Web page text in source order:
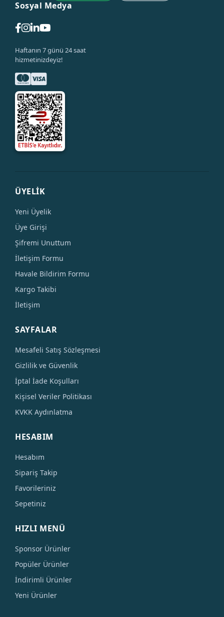
Sosyal Medya
Haftanın 7 günü 24 saat
hizmetinizdeyiz!
ÜYELİK
Yeni Üyelik
Üye Girişi
Şifremi Unuttum
İletişim Formu
Havale Bildirim Formu
Kargo Takibi
İletişim
SAYFALAR
Mesafeli Satış Sözleşmesi
Gizlilik ve Güvenlik
İptal İade Koşulları
Kişisel Veriler Politikası
KVKK Aydınlatma
HESABIM
Hesabım
Sipariş Takip
Favorileriniz
Sepetiniz
HIZLI MENÜ
Sponsor Ürünler
Popüler Ürünler
İndirimli Ürünler
Yeni Ürünler